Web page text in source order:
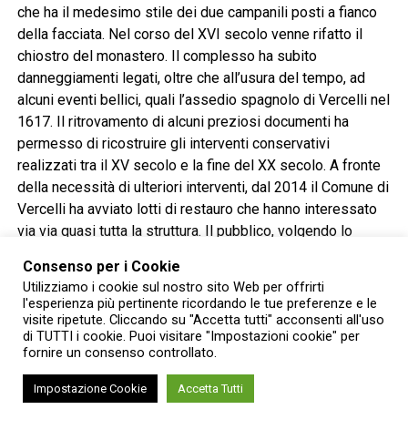
che ha il medesimo stile dei due campanili posti a fianco
della facciata. Nel corso del XVI secolo venne rifatto il
chiostro del monastero. Il complesso ha subito
danneggiamenti legati, oltre che all’usura del tempo, ad
alcuni eventi bellici, quali l’assedio spagnolo di Vercelli nel
1617. Il ritrovamento di alcuni preziosi documenti ha
permesso di ricostruire gli interventi conservativi
realizzati tra il XV secolo e la fine del XX secolo. A fronte
della necessità di ulteriori interventi, dal 2014 il Comune di
Vercelli ha avviato lotti di restauro che hanno interessato
via via quasi tutta la struttura. Il pubblico, volgendo lo
funzionante. Chi vorrà al termine delle visite, sabato e
domenica alle ore 17, potrà assistere a un momento
musicale realizzato con lo strumento stesso.
Aggiungi Piemonte Expo tra le fonti preferite di
Consenso per i Cookie
Utilizziamo i cookie sul nostro sito Web per offrirti
l'esperienza più pertinente ricordando le tue preferenze e le
visite ripetute. Cliccando su "Accetta tutti" acconsenti all'uso
di TUTTI i cookie. Puoi visitare "Impostazioni cookie" per
fornire un consenso controllato.
Impostazione Cookie Accetta Tutti